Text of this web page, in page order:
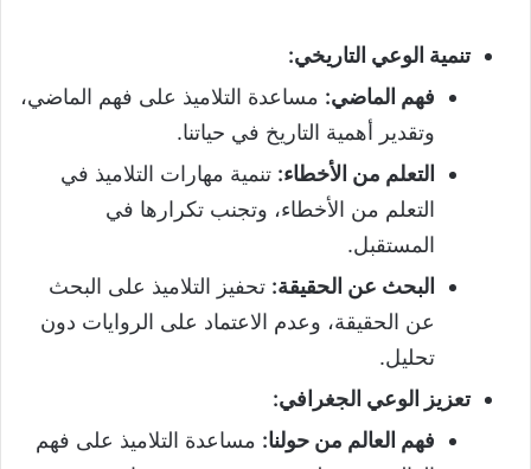
تنمية الوعي التاريخي:
فهم الماضي: مساعدة التلاميذ على فهم الماضي،
وتقدير أهمية التاريخ في حياتنا.
التعلم من الأخطاء: تنمية مهارات التلاميذ في
التعلم من الأخطاء، وتجنب تكرارها في
المستقبل.
البحث عن الحقيقة: تحفيز التلاميذ على البحث
عن الحقيقة، وعدم الاعتماد على الروايات دون
تحليل.
تعزيز الوعي الجغرافي:
فهم العالم من حولنا: مساعدة التلاميذ على فهم